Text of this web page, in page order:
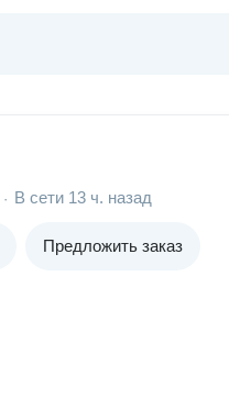
· В сети 13 ч. назад
Предложить заказ